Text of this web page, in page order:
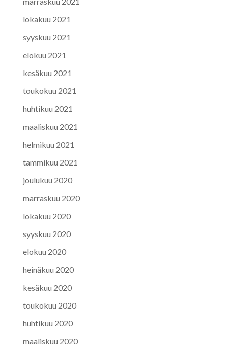
lokakuu 2021
syyskuu 2021
elokuu 2021
kesäkuu 2021
toukokuu 2021
huhtikuu 2021
maaliskuu 2021
helmikuu 2021
tammikuu 2021
joulukuu 2020
marraskuu 2020
lokakuu 2020
syyskuu 2020
elokuu 2020
heinäkuu 2020
kesäkuu 2020
toukokuu 2020
huhtikuu 2020
maaliskuu 2020